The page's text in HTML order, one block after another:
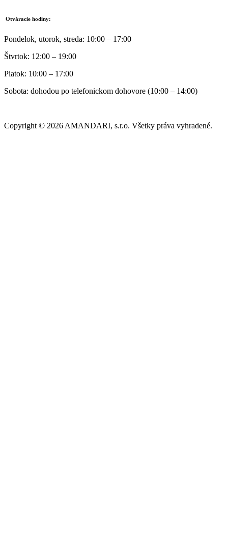
Otváracie hodiny:
Pondelok, utorok, streda: 10:00 – 17:00
Štvrtok: 12:00 – 19:00
Piatok: 10:00 – 17:00
Sobota: dohodou po telefonickom dohovore (10:00 – 14:00)
Copyright © 2026 AMANDARI, s.r.o. Všetky práva vyhradené.